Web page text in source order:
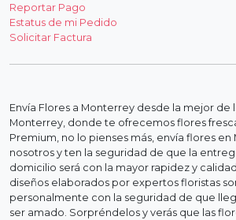
Reportar Pago
Estatus de mi Pedido
Solicitar Factura
Envía Flores a Monterrey desde la mejor de
Monterrey, donde te ofrecemos flores
Premium, no lo pienses más, envía flores
nosotros y ten la seguridad de que la
domicilio será con la mayor rapidez y
diseños elaborados por expertos floristas
personalmente con la seguridad de que
ser amado. Sorpréndelos y verás que las